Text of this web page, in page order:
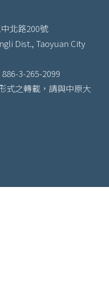
北路200號
Dist., Taoyuan City
3-265-2099
式之轉載，請與中原大